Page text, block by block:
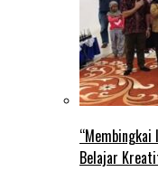
“Membingkai
Belajar